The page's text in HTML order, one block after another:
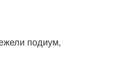
подиум,